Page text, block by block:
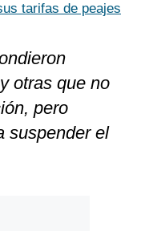
tarifas de peajes
otras que no
pero
suspender el